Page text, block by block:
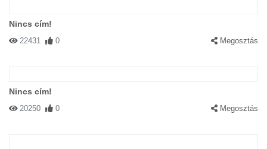
Nincs cím!
22431 0 Megosztás
Nincs cím!
20250 0 Megosztás